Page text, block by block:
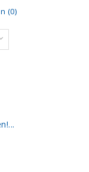
(0)